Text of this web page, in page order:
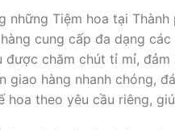
những Tiệm hoa tại
cung cấp đa dạng
được chăm chút tỉ mỉ,
giao hàng nhanh chóng,
hoa theo yêu cầu riêng,